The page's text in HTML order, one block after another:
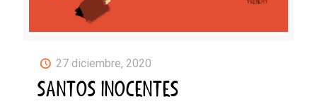
27 diciembre, 2020
SANTOS INOCENTES